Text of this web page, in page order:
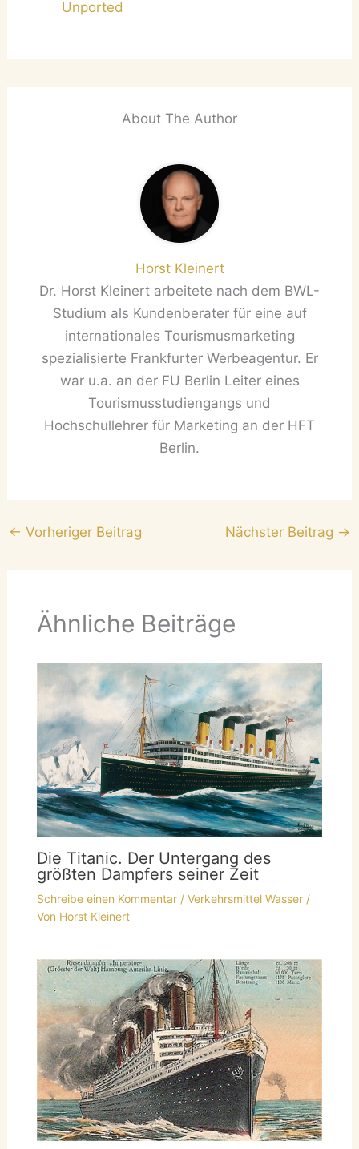
Unported
About The Author
Horst Kleinert
Dr. Horst Kleinert arbeitete nach dem BWL-
Studium als Kundenberater für eine auf
internationales Tourismusmarketing
spezialisierte Frankfurter Werbeagentur. Er
war u.a. an der FU Berlin Leiter eines
Tourismusstudiengangs und
Hochschullehrer für Marketing an der HFT
Berlin.
← Vorheriger Beitrag Nächster Beitrag →
Ähnliche Beiträge
Die Titanic. Der Untergang des
größten Dampfers seiner Zeit
Schreibe einen Kommentar / Verkehrsmittel Wasser/
Von Horst Kleinert